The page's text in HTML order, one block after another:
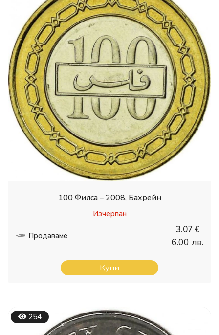
100 Филса – 2008, Бахрейн
Изчерпан
Продаваме
3.07 €
6.00 лв.
Купи
254